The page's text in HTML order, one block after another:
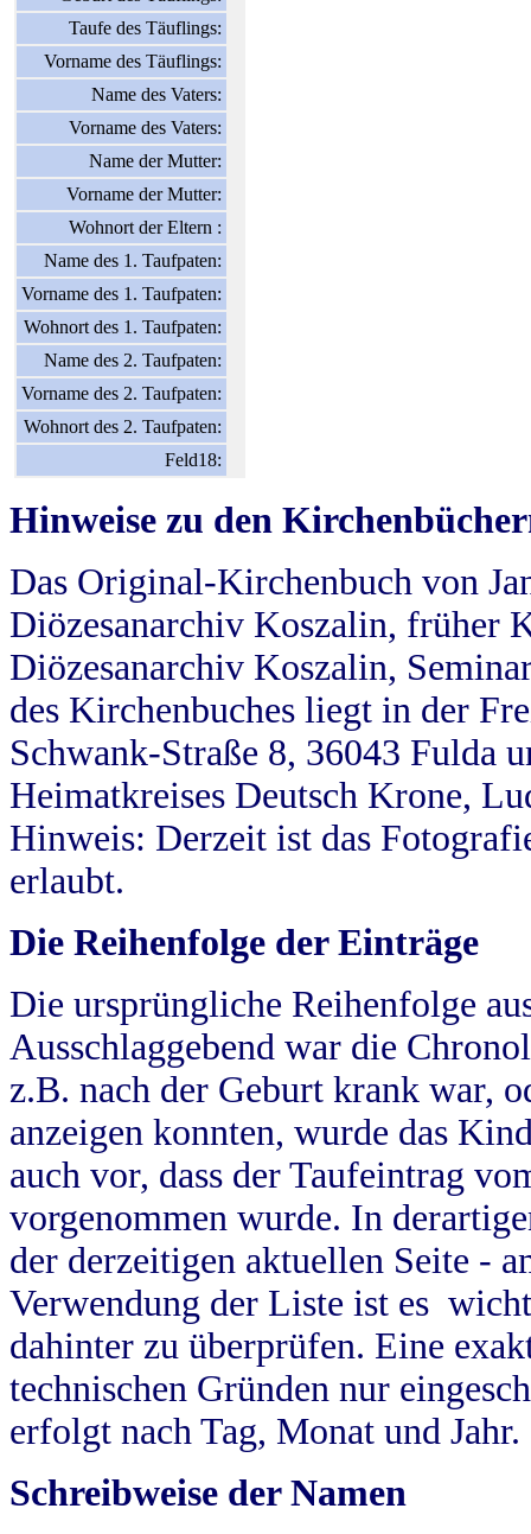
Taufe des Täuflings:
Vorname des Täuflings:
Name des Vaters:
Vorname des Vaters:
Name der Mutter:
Vorname der Mutter:
Wohnort der Eltern :
Name des 1. Taufpaten:
Vorname des 1. Taufpaten:
Wohnort des 1. Taufpaten:
Name des 2. Taufpaten:
Vorname des 2. Taufpaten:
Wohnort des 2. Taufpaten:
Feld18:
Hinweise zu den
Das Original-Kirchenbuch von
Diözesanarchiv Koszalin, früher
Diözesanarchiv Koszalin,
des Kirchenbuches liegt in der
Schwank-Straße 8, 36043 Fulda
Heimatkreises Deutsch Krone,
Hinweis: Derzeit ist das
erlaubt.
Die Reihenfolge der Einträge
Die ursprüngliche Reihenfolge
Ausschlaggebend war die
z.B. nach der Geburt krank war,
anzeigen konnten, wurde das
auch vor, dass der Taufeintrag
vorgenommen wurde. In
der derzeitigen aktuellen Seite -
Verwendung der Liste ist es
dahinter zu überprüfen. Eine
technischen Gründen nur
erfolgt nach Tag, Monat und Jahr.
Schreibweise der Namen